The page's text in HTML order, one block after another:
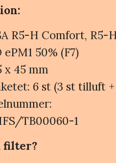
R5-H Comfort,
50% (F7)
x 45 mm
6 st (3 st tilluft
TB00060-1
filter?